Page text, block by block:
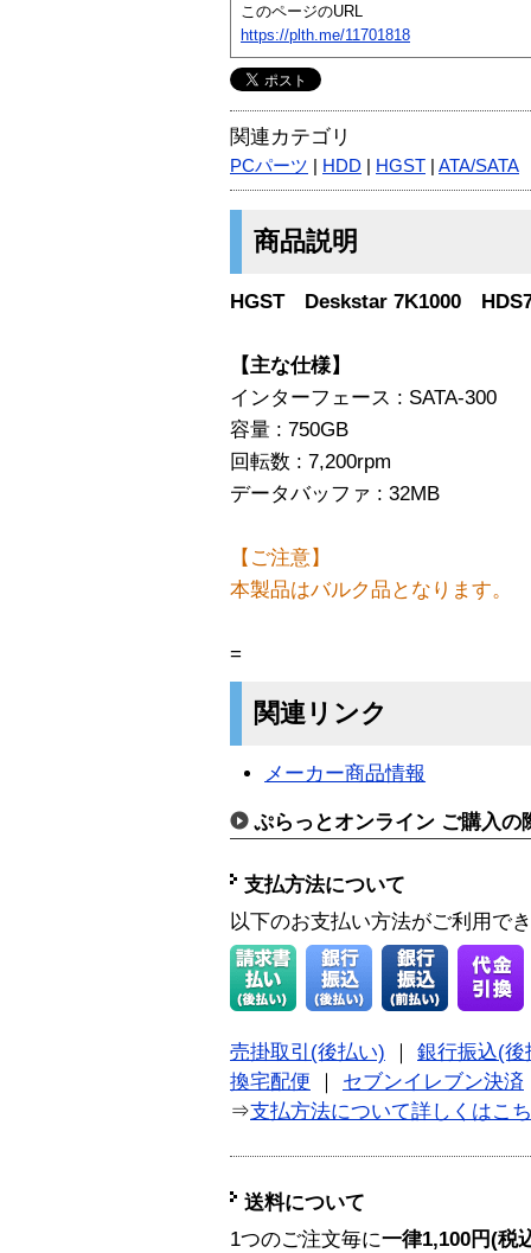
このページのURL
https://plth.me/11701818
関連カテゴリ
PCパーツ HDD HGST ATA/SATA
商品説明
HGST Deskstar 7K1000
【主な仕様】
インターフェース : SATA-300
容量 : 750GB
回転数 : 7,200rpm
データバッファ : 32MB
【ご注意】
本製品はバルク品となります。
=
関連リンク
メーカー商品情報
ぷらっとオンライン ご購入の
支払方法について
以下のお支払い方法がご利用で
売掛取引(後払い)
銀行振込(後
換宅配便
セブンイレブン決済
⇒支払方法について詳しくはこ
送料について
1つのご注文毎に一律1,100円(税